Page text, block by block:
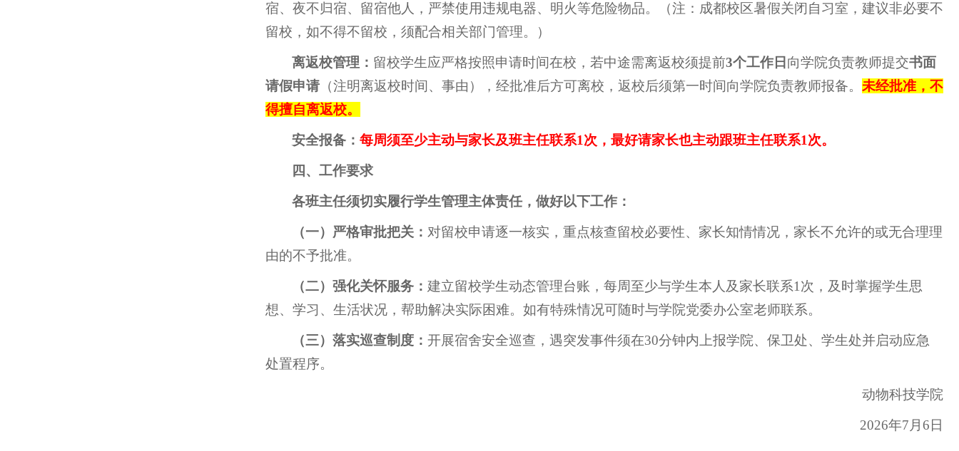
宿、夜不归宿、留宿他人，严禁使用违规电器、明火等危险物品。（注：成都校区暑假关闭自习室，建议非必要不
留校，如不得不留校，须配合相关部门管理。）
离返校管理： 留校学生应严格按照申请时间在校，若中途需离返校须提前3个工作日 向学院负责教师提交书面
请假申请 （注明离返校时间、事由），经批准后方可离校，返校后须第一时间向学院负责教师报备。 未经批准，不
得擅自离返校。
安全报备：每周须至少主动与家长及班主任联系1次，最好请家长也主动跟班主任联系1次。
四、工作要求
各班主任须切实履行学生管理主体责任，做好以下工作：
（一）严格审批把关： 对留校申请逐一核实，重点核查留校必要性、家长知情情况，家长不允许的或无合理理
由的不予批准。
（二）强化关怀服务：建立留校学生动态管理台账，每周至少与学生本人及家长联系1次，及时掌握学生思
想、学习、生活状况，帮助解决实际困难。如有特殊情况可随时与学院党委办公室老师联系。
（三）落实巡查制度：开展宿舍安全巡查，遇突发事件须在30分钟内上报学院、保卫处、学生处并启动应急
处置程序。
动物科技学院
2026年7月6日